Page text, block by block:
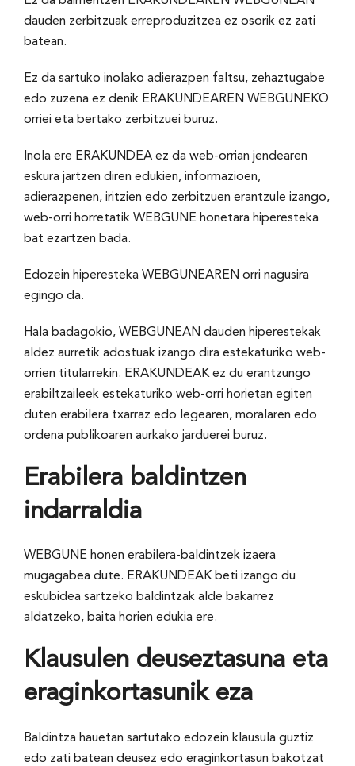
dauden zerbitzuak erreproduzitzea ez osorik ez zati
batean.
Ez da sartuko inolako adierazpen faltsu, zehaztugabe
edo zuzena ez denik ERAKUNDEAREN WEBGUNEKO
orriei eta bertako zerbitzuei buruz.
Inola ere ERAKUNDEA ez da web-orrian jendearen
eskura jartzen diren edukien, informazioen,
adierazpenen, iritzien edo zerbitzuen erantzule izango,
web-orri horretatik WEBGUNE honetara hiperesteka
bat ezartzen bada.
Edozein hiperesteka WEBGUNEAREN orri nagusira
egingo da.
Hala badagokio, WEBGUNEAN dauden hiperestekak
aldez aurretik adostuak izango dira estekaturiko web-
orrien titularrekin. ERAKUNDEAK ez du erantzungo
erabiltzaileek estekaturiko web-orri horietan egiten
duten erabilera txarraz edo legearen, moralaren edo
ordena publikoaren aurkako jarduerei buruz.
Erabilera baldintzen
indarraldia
WEBGUNE honen erabilera-baldintzek izaera
mugagabea dute. ERAKUNDEAK beti izango du
eskubidea sartzeko baldintzak alde bakarrez
aldatzeko, baita horien edukia ere.
Klausulen deuseztasuna eta
eraginkortasunik eza
Baldintza hauetan sartutako edozein klausula guztiz
edo zati batean deusez edo eraginkortasun bakotzat